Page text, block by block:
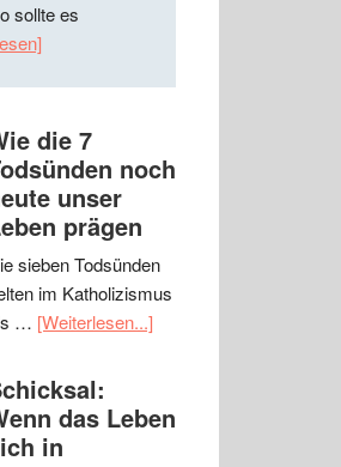
sollte es
die 7
noch
unser
prägen
sieben Todsünden
im Katholizismus
… [Weiterlesen...]
das Leben
in